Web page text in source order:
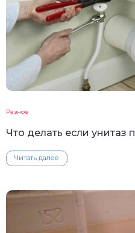
Разное
Что делать если унитаз
Читать далее